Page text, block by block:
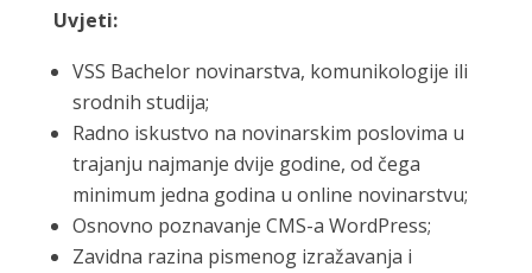
Uvjeti:
VSS Bachelor novinarstva, komunikologije ili
srodnih studija;
Radno iskustvo na novinarskim poslovima u
trajanju najmanje dvije godine, od čega
minimum jedna godina u online novinarstvu;
Osnovno poznavanje CMS-a WordPress;
Zavidna razina pismenog izražavanja i